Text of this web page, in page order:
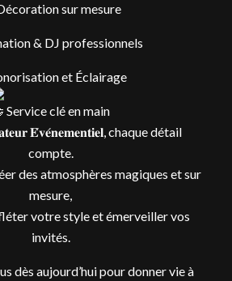
sur mesure
& DJ professionnels
et Éclairage
Service clé en main
𝐄́𝐯𝐞́𝐧𝐞𝐦𝐞𝐧𝐭𝐢𝐞𝐥, chaque détail
compte.
des atmosphères magiques et sur
mesure,
votre style et émerveiller vos
invités.
dès aujourd’hui pour donner vie à